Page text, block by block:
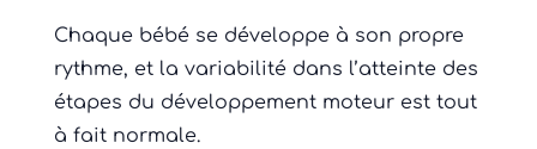
Chaque bébé se développe à son propre
rythme, et la variabilité dans l’atteinte des
étapes du développement moteur est tout
à fait normale.